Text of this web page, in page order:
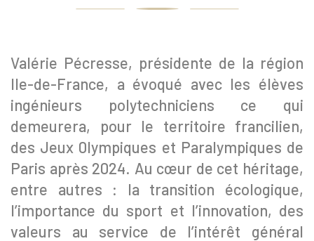
Valérie Pécresse, présidente de la région
Ile-de-France, a évoqué avec les élèves
ingénieurs polytechniciens ce qui
demeurera, pour le territoire francilien,
des Jeux 0lympiques et Paralympiques de
Paris après 2024. Au cœur de cet héritage,
entre autres : la transition écologique,
l’importance du sport et l’innovation, des
valeurs au service de l’intérêt général